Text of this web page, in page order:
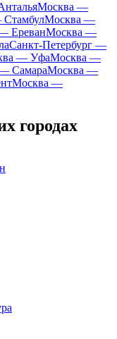
Москва —
Москва —
ЕреванМосква —
Санкт-Петербург —
— УфаМосква —
СамараМосква —
Москва —
городах